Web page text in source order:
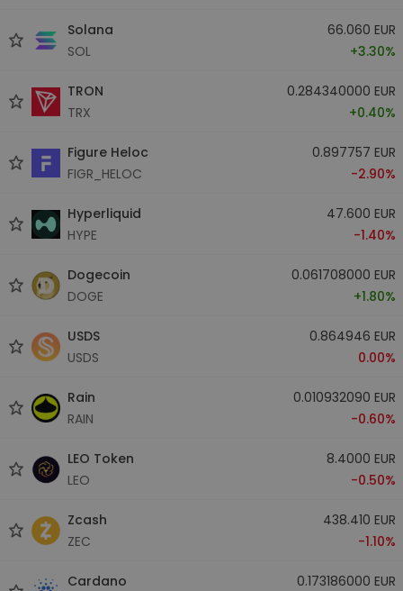
Solana
SOL
66.060 EUR
+3.30%
TRON
TRX
0.284340000 EUR
+0.40%
Figure Heloc
FIGR_HELOC
0.897757 EUR
-2.90%
Hyperliquid
HYPE
47.600 EUR
-1.40%
Dogecoin
DOGE
0.061708000 EUR
+1.80%
USDS
USDS
0.864946 EUR
0.00%
Rain
RAIN
0.010932090 EUR
-0.60%
LEO Token
LEO
8.4000 EUR
-0.50%
Zcash
ZEC
438.410 EUR
-1.10%
Cardano
0.173186000 EUR